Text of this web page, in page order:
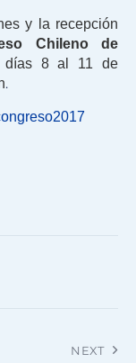
y la recepción
Chileno de
días 8 al 11 de
.
NEXT